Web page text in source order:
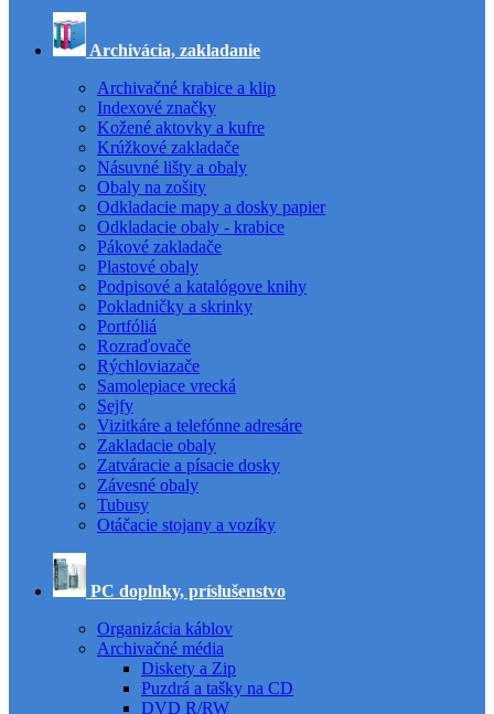
Archivácia, zakladanie
Archivačné krabice a klip
Indexové značky
Kožené aktovky a kufre
Krúžkové zakladače
Násuvné lišty a obaly
Obaly na zošity
Odkladacie mapy a dosky papier
Odkladacie obaly - krabice
Pákové zakladače
Plastové obaly
Podpisové a katalógove knihy
Pokladničky a skrinky
Portfóliá
Rozraďovače
Rýchloviazače
Samolepiace vrecká
Sejfy
Vizitkáre a telefónne adresáre
Zakladacie obaly
Zatváracie a písacie dosky
Závesné obaly
Tubusy
Otáčacie stojany a vozíky
PC doplnky, príslušenstvo
Organizácia káblov
Archivačné média
Diskety a Zip
Puzdrá a tašky na CD
DVD R/RW